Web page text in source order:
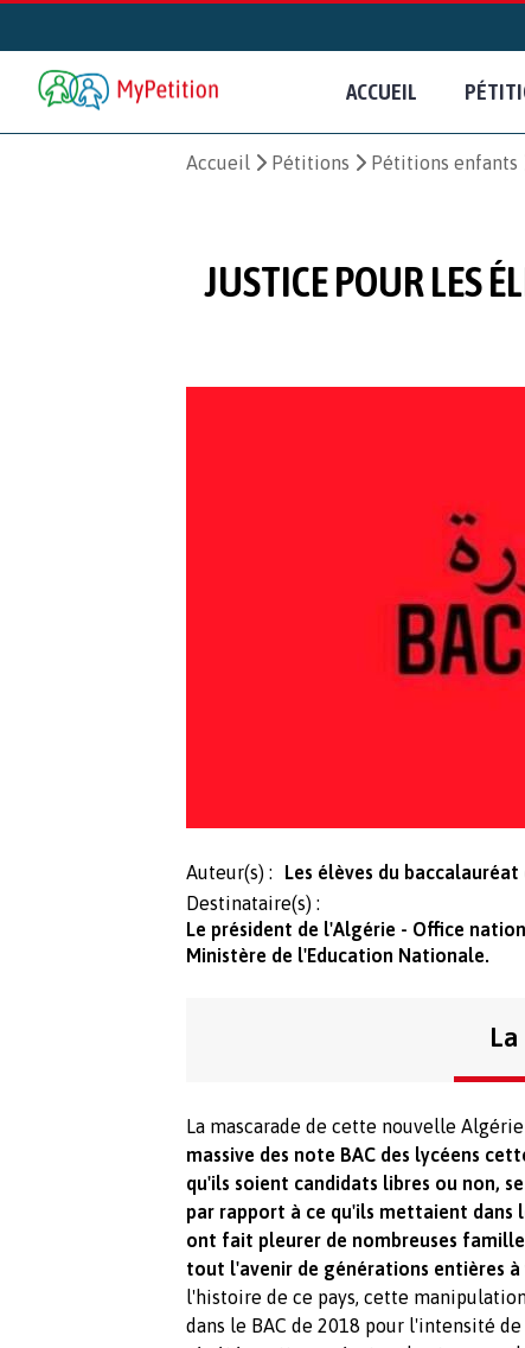
ACCUEIL
Accueil Pétitions Pétitions enfants
JUSTICE POUR LES
Auteur(s) :
Destinataire(s) :
Le président de l'Algérie - Office
Ministère de l'Education Nationale.
La mascarade de cette nouvelle
massive des note BAC des lycéens
qu'ils soient candidats libres ou non,
par rapport à ce qu'ils mettaient dans
ont fait pleurer de nombreuses
tout l'avenir de générations entières à
l'histoire de ce pays, cette
dans le BAC de 2018 pour l'intensité